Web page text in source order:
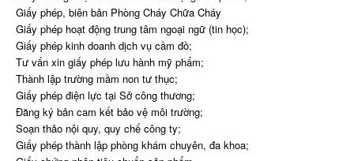
Giấy phép, biên bản Phòng Cháy Chữa Cháy
Giấy phép hoạt động trung tâm ngoại ngữ (tin học);
Giấy phép kinh doanh dịch vụ cầm đồ;
Tư vấn xin giấy phép lưu hành mỹ phẩm;
Thành lập trường mầm non tư thục;
Giấy phép điện lực tại Sở công thương;
Đăng ký bản cam kết bảo vệ môi trường;
Soạn thảo nội quy, quy chế công ty;
Giấy phép thành lập phòng khám chuyên, đa khoa;